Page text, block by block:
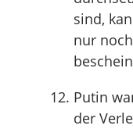
sind,
nur
Putin
der